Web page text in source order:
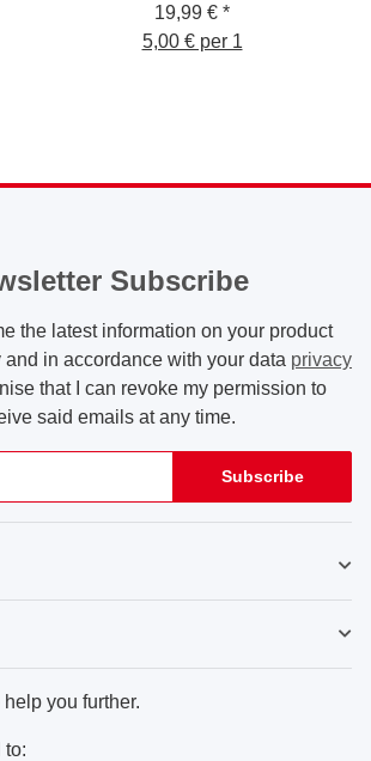
19,99 € *
5,00 € per 1
Subscribe
the latest information on your product
in accordance with your data privacy
that I can revoke my permission to
said emails at any time.
Subscribe
you further.
to: